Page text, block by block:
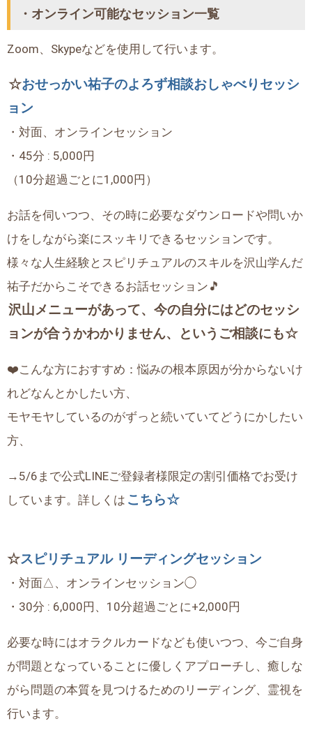
・オンライン可能なセッション一覧
Zoom、Skypeなどを使用して行います。
☆おせっかい祐子のよろず相談おしゃべりセッシ
ョン
・対面、オンラインセッション
・45分 : 5,000円
（10分超過ごとに1,000円）
お話を伺いつつ、その時に必要なダウンロードや問いか
けをしながら楽にスッキリできるセッションです。
様々な人生経験とスピリチュアルのスキルを沢山学んだ
祐子だからこそできるお話セッション🎵
沢山メニューがあって、今の自分にはどのセッシ
ョンが合うかわかりません、というご相談にも☆
❤️こんな方におすすめ：悩みの根本原因が分からないけ
れどなんとかしたい方、
モヤモヤしているのがずっと続いていてどうにかしたい
方、
→5/6まで公式LINEご登録者様限定の割引価格でお受け
しています。詳しくは こちら☆
☆スピリチュアル リーディングセッション
・対面△、オンラインセッション◯
・30分 : 6,000円、10分超過ごとに+2,000円
必要な時にはオラクルカードなども使いつつ、今ご自身
が問題となっていることに優しくアプローチし、癒しな
がら問題の本質を見つけるためのリーディング、霊視を
行います。